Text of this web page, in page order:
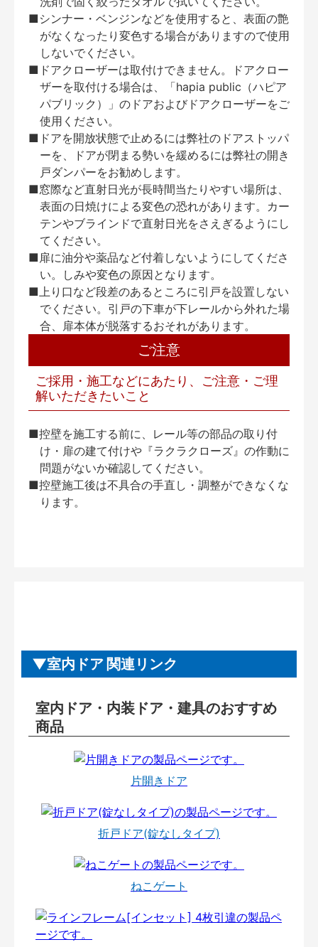
■シンナー・ベンジンなどを使用すると、表面の艶
がなくなったり変色する場合がありますので使用
しないでください。
■ドアクローザーは取付けできません。ドアクロー
ザーを取付ける場合は、「hapia public（ハピア
パブリック）」のドアおよびドアクローザーをご
使用ください。
■ドアを開放状態で止めるには弊社のドアストッパ
ーを、ドアが閉まる勢いを緩めるには弊社の開き
戸ダンパーをお勧めします。
■窓際など直射日光が長時間当たりやすい場所は、
表面の日焼けによる変色の恐れがあります。カー
テンやブラインドで直射日光をさえぎるようにし
てください。
■扉に油分や薬品など付着しないようにしてくださ
い。しみや変色の原因となります。
■上り口など段差のあるところに引戸を設置しない
でください。引戸の下車が下レールから外れた場
合、扉本体が脱落するおそれがあります。
ご注意
ご採用・施工などにあたり、ご注意・ご理
解いただきたいこと
■控壁を施工する前に、レール等の部品の取り付
け・扉の建て付けや『ラクラクローズ』の作動に
問題がないか確認してください。
■控壁施工後は不具合の手直し・調整ができなくな
ります。
室内ドア 関連リンク
室内ドア・内装ドア・建具のおすすめ
商品
片開きドア
折戸ドア(錠なしタイプ)
ねこゲート